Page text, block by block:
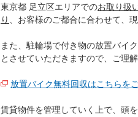
東京都 足立区エリアでのお取り扱
り 、お客様のご都合に合わせて、
また、駐輪場で付き物の放置バイ
とさせていただきますので、ご理
放置バイク無料回収はこちらを
賃貸物件を管理していく上で、頭